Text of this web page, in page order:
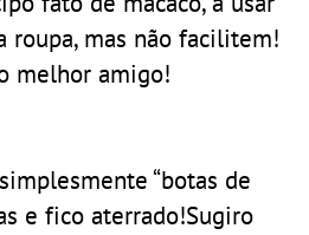
roupa, mas não facilitem!
melhor amigo!
“botas de
e fico aterrado!Sugiro